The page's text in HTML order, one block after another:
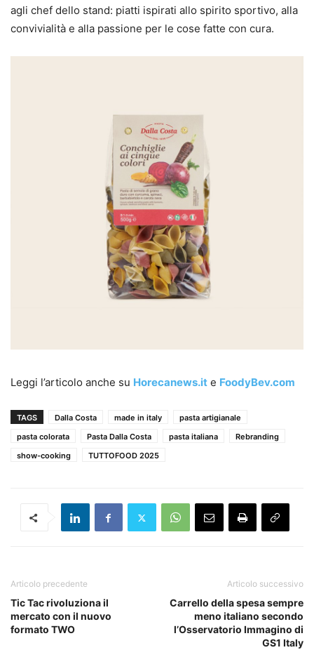
agli chef dello stand: piatti ispirati allo spirito sportivo, alla
convivialità e alla passione per le cose fatte con cura.
Leggi l’articolo anche su Horecanews.it e FoodyBev.com
TAGS Dalla Costa made in italy
pasta artigianale
pasta colorata
Pasta Dalla Costa pasta italiana
Rebranding
show-cooking
TUTTOFOOD 2025
Articolo precedente
Tic Tac rivoluziona il
mercato con il nuovo
formato TWO
Articolo successivo
Carrello della spesa sempre
meno italiano secondo
l’Osservatorio Immagino di
GS1 Italy